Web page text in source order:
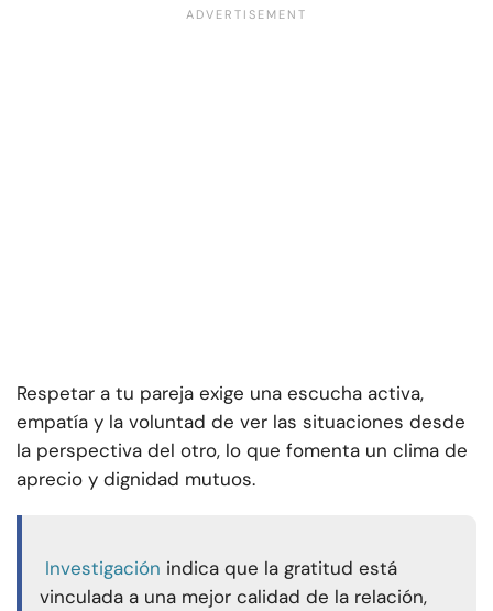
Respetar a tu pareja exige una escucha activa,
empatía y la voluntad de ver las situaciones desde
la perspectiva del otro, lo que fomenta un clima de
aprecio y dignidad mutuos.
Investigación indica que la gratitud está
vinculada a una mejor calidad de la relación,